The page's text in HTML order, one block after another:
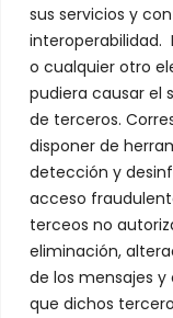
sus servicios y
interoperabilidad.
o cualquier otro
pudiera causar el
de terceros.
disponer de
detección y
acceso
terceos no
eliminación,
de los mensajes
que dichos